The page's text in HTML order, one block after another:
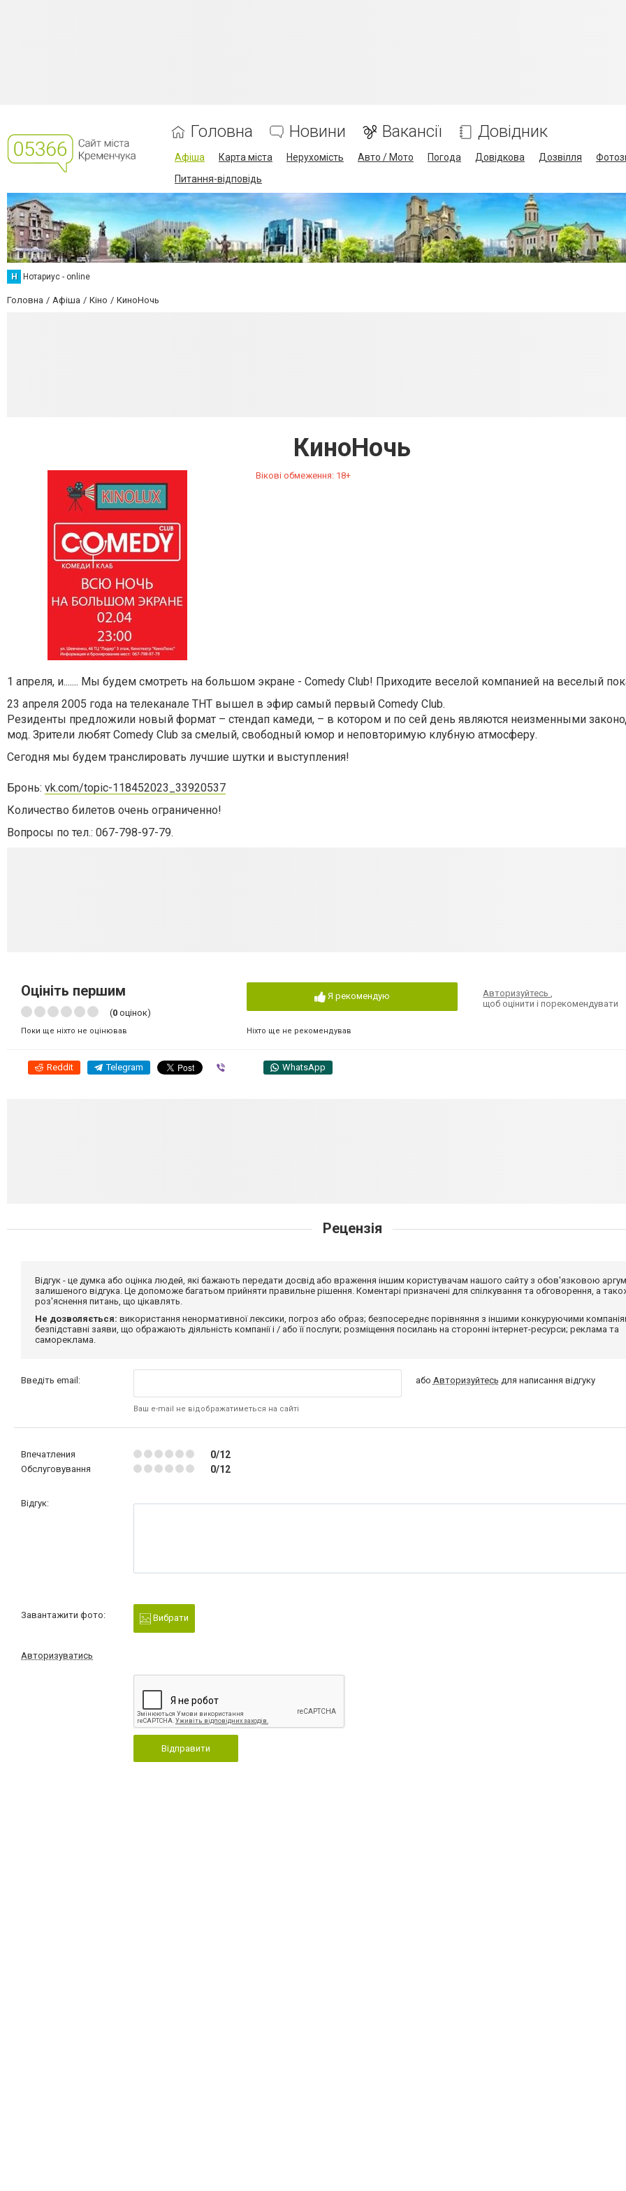
Головна Новини Вакансії Довідник
Афіша Карта міста Нерухомість Авто / Мото Погода Довідкова Дозвілля
Питання-відповідь
Н Нотариус - online
Головна Афіша Кіно КиноНочь
КиноНочь
Вікові обмеження: 18+
1 апреля, и....... Мы будем смотреть на большом экране - Comedy Club! Приходите веселой компанией на веселый
23 апреля 2005 года на телеканале ТНТ вышел в эфир самый первый Comedy Club.
Резиденты предложили новый формат – стендап камеди, – в котором и по сей день являются неизменными
мод. Зрители любят Comedy Club за смелый, свободный юмор и неповторимую клубную атмосферу.
Сегодня мы будем транслировать лучшие шутки и выступления!
Бронь: vk.com/topic-118452023_33920537
Количество билетов очень ограниченно!
Вопросы по тел.: 067-798-97-79.
Оцініть першим
(0 оцінок)
Поки ще ніхто не оцінював
Я рекомендую
Ніхто ще не рекомендував
Авторизуйтесь,
щоб оцінити і порекомендувати
Reddit Telegram WhatsApp
Рецензія
Відгук - це думка або оцінка людей, які бажають передати досвід або враження іншим користувачам нашого сайту з обов'язковою
залишеного відгука. Це допоможе багатьом прийняти правильне рішення. Коментарі призначені для спілкування та обговорення, а
роз'яснення питань, що цікавлять.
Не дозволяється: використання ненормативної лексики, погроз або образ; безпосереднє порівняння з іншими конкуруючими
безпідставні заяви, що ображають діяльність компанії і / або її послуги; розміщення посилань на сторонні інтернет-ресурси; реклама та
самореклама.
Введіть email:
Ваш e-mail не відображатиметься на сайті
або Авторизуйтесь для написання відгуку
Впечатления 0/12
Обслуговування 0/12
Відгук:
Завантажити фото: Вибрати
Авторизуватись
Відправити